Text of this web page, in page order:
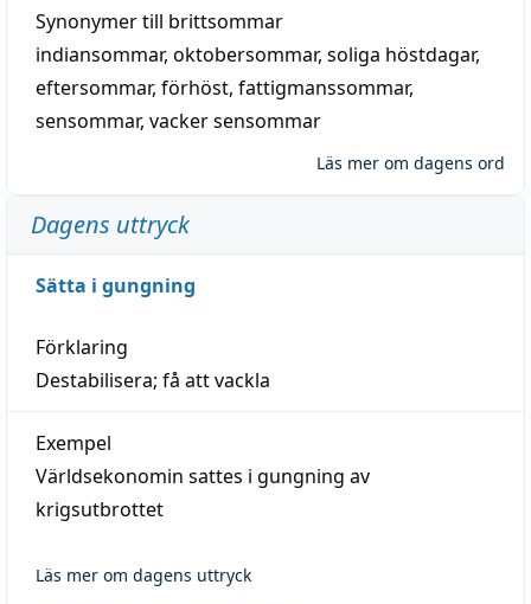
Synonymer till brittsommar
indiansommar, oktobersommar, soliga höstdagar,
eftersommar, förhöst, fattigmanssommar,
sensommar, vacker sensommar
Läs mer om dagens ord
Dagens uttryck
Sätta i gungning
Förklaring
Destabilisera; få att vackla
Exempel
Världsekonomin sattes i gungning av
krigsutbrottet
Läs mer om dagens uttryck